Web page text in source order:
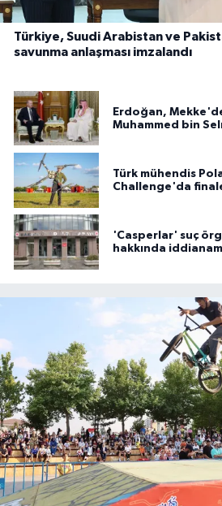
Türkiye, Suudi Arabistan ve
savunma anlaşması imzalandı
Erdoğan,
Muhammed bin
Türk mühendis
Challenge'da
'Casperlar' suç
hakkında